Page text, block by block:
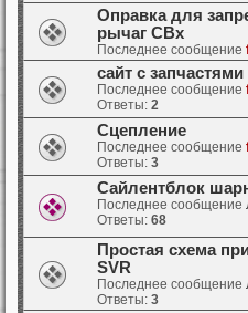
Оправка для
рычаг СВх
Последнее сообщение
сайт с
Последнее сообщение
Ответы: 2
Сцепление
Последнее сообщение
Ответы: 3
Сайлентблок
Последнее сообщение
Ответы: 68
Простая схема
SVR
Последнее сообщение
Ответы: 3